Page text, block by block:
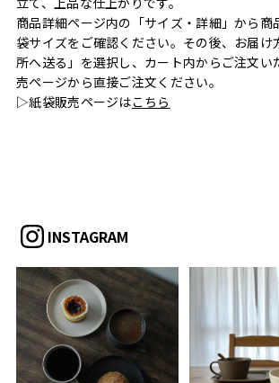
商品詳細ページ内の「サイズ・詳細」から商
袋サイズをご確認ください。その後、お届け
所へ送る」を選択し、カート内からご注文い
売ページから直接ご注文ください。
▷紙袋販売ページはこちら
INSTAGRAM